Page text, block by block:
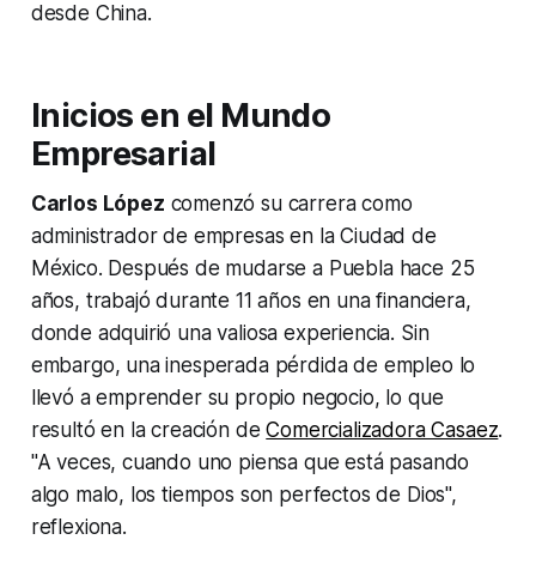
desde China.
Inicios en el Mundo
Empresarial
Carlos López comenzó su carrera como
administrador de empresas en la Ciudad de
México. Después de mudarse a Puebla hace 25
años, trabajó durante 11 años en una financiera,
donde adquirió una valiosa experiencia. Sin
embargo, una inesperada pérdida de empleo lo
llevó a emprender su propio negocio, lo que
resultó en la creación deComercializadora Casaez.
"A veces, cuando uno piensa que está pasando
algo malo, los tiempos son perfectos de Dios",
reflexiona.